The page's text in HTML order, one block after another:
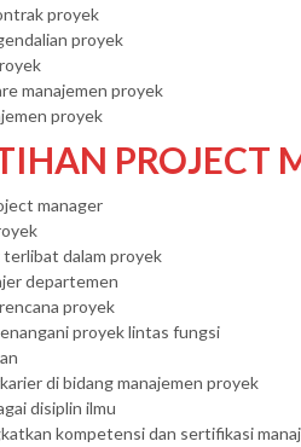
proyek
proyek
manajemen proyek
proyek
PROJECT
manager
dalam proyek
departemen
proyek
proyek lintas fungsi
di bidang manajemen proyek
disiplin ilmu
kompetensi dan sertifikasi